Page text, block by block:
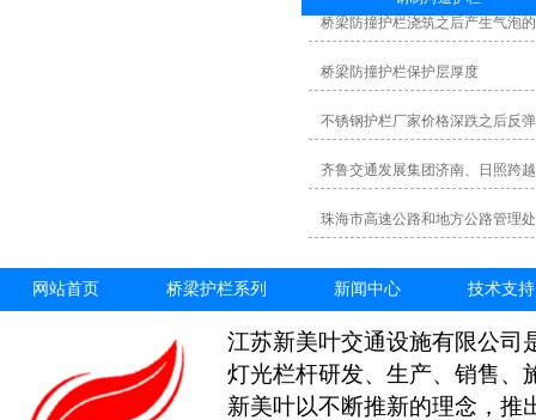
桥梁防撞护栏浇筑之后产生气泡
桥梁防撞护栏保护层厚度
不锈钢护栏厂家价格深跌之后反
齐鲁交通发展集团济南、日照跨
珠海市高速公路和地方公路管理
网站首页 桥梁护栏系列 新闻中心 技术支持
江苏新美叶交通设施有限公司
灯光栏杆研发、生产、销售、
新美叶以不断推新的理念，推